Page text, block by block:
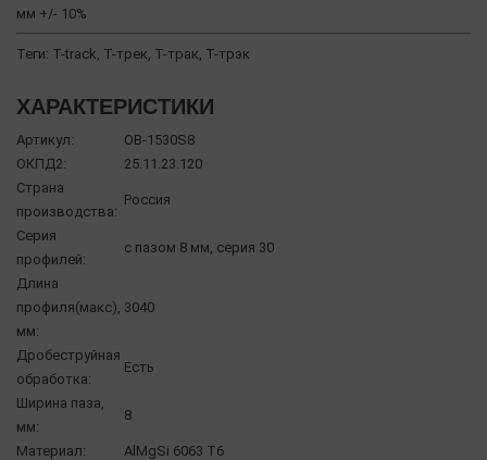
мм +/- 10%
Теги: T-track, Т-трек, Т-трак, Т-трэк
ХАРАКТЕРИСТИКИ
Артикул:
OB-1530S8
ОКПД2:
25.11.23.120
Страна
производства:
Россия
Серия
профилей:
с пазом 8 мм, серия 30
Длина
профиля(макс),
мм:
3040
Дробеструйная
обработка:
Есть
Ширина паза,
мм:
8
Материал:
AlMgSi 6063 Т6